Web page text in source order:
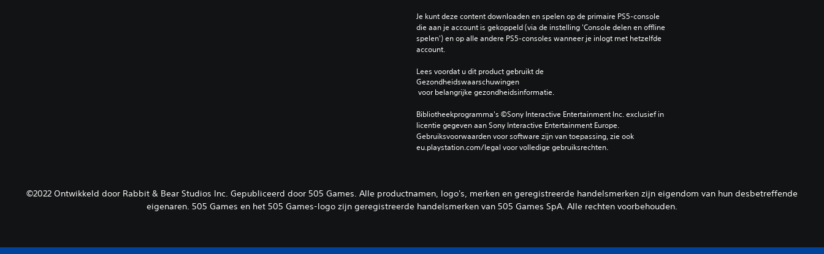
Je kunt deze content downloaden en spelen op de primaire PS5-console
die aan je account is gekoppeld (via de instelling 'Console delen en offline
spelen') en op alle andere PS5-consoles wanneer je inlogt met hetzelfde
account.
Lees voordat u dit product gebruikt de
Gezondheidswaarschuwingen
voor belangrijke gezondheidsinformatie.
Bibliotheekprogramma's ©Sony Interactive Entertainment Inc. exclusief in
licentie gegeven aan Sony Interactive Entertainment Europe.
Gebruiksvoorwaarden voor software zijn van toepassing, zie ook
eu.playstation.com/legal voor volledige gebruiksrechten.
©2022 Ontwikkeld door Rabbit & Bear Studios Inc. Gepubliceerd door 505 Games. Alle productnamen, logo's, merken en geregistreerde handelsmerken zijn eigendom van hun desbetreffende
eigenaren. 505 Games en het 505 Games-logo zijn geregistreerde handelsmerken van 505 Games SpA. Alle rechten voorbehouden.